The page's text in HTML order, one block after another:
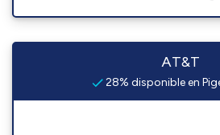
AT&T
28% disponible en